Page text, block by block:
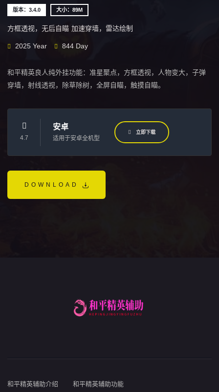
版本：3.4.0 大小：89M
方框透视，无后自瞄 加速穿墙，雷达绘制
2025 Year 844 Day
和平精英良人纯外挂功能：准星聚点，方框透视，人物变大，子弹
穿墙，射线透视，除草除树，全屏自瞄，触摸自瞄。
4.7
安卓
适用于安卓全机型
立即下载
DOWNLOAD
和平精英辅助介绍 和平精英辅助功能